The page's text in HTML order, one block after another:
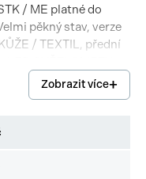
/ ME platné do
pěkný stav, verze
/ TEXTIL, přední
P+Z PARKOVACÍ
(brzdový asistent),
ESP / ASR /
ISOFIX, druhá
volba JÍZDNÍCH
Zobrazit více